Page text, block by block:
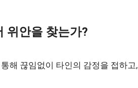
위안을 찾는가?
해 끊임없이 타인의 감정을 접하고,